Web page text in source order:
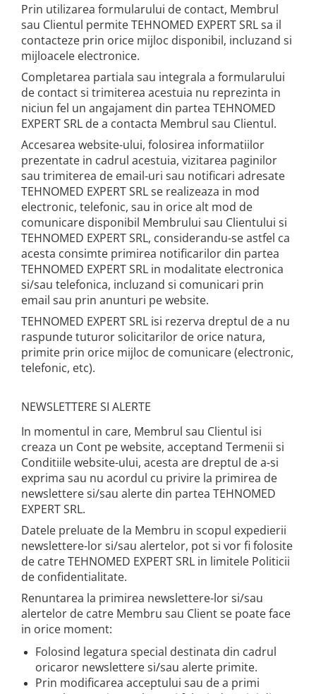
Prin utilizarea formularului de contact, Membrul
sau Clientul permite TEHNOMED EXPERT SRL sa il
contacteze prin orice mijloc disponibil, incluzand si
mijloacele electronice.
Completarea partiala sau integrala a formularului
de contact si trimiterea acestuia nu reprezinta in
niciun fel un angajament din partea TEHNOMED
EXPERT SRL de a contacta Membrul sau Clientul.
Accesarea website-ului, folosirea informatiilor
prezentate in cadrul acestuia, vizitarea paginilor
sau trimiterea de email-uri sau notificari adresate
TEHNOMED EXPERT SRL se realizeaza in mod
electronic, telefonic, sau in orice alt mod de
comunicare disponibil Membrului sau Clientului si
TEHNOMED EXPERT SRL, considerandu-se astfel ca
acesta consimte primirea notificarilor din partea
TEHNOMED EXPERT SRL in modalitate electronica
si/sau telefonica, incluzand si comunicari prin
email sau prin anunturi pe website.
TEHNOMED EXPERT SRL isi rezerva dreptul de a nu
raspunde tuturor solicitarilor de orice natura,
primite prin orice mijloc de comunicare (electronic,
telefonic, etc).
NEWSLETTERE SI ALERTE
In momentul in care, Membrul sau Clientul isi
creaza un Cont pe website, acceptand Termenii si
Conditiile website-ului, acesta are dreptul de a-si
exprima sau nu acordul cu privire la primirea de
newslettere si/sau alerte din partea TEHNOMED
EXPERT SRL.
Datele preluate de la Membru in scopul expedierii
newslettere-lor si/sau alertelor, pot si vor fi folosite
de catre TEHNOMED EXPERT SRL in limitele Politicii
de confidentialitate.
Renuntarea la primirea newslettere-lor si/sau
alertelor de catre Membru sau Client se poate face
in orice moment:
Folosind legatura special destinata din cadrul
oricaror newslettere si/sau alerte primite.
Prin modificarea acceptului sau de a primi